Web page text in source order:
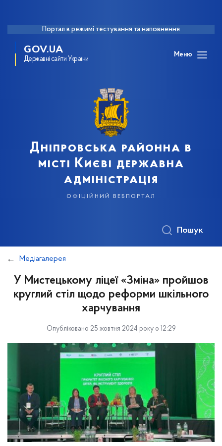
Портал в режимі тестування та наповнення
GOV.UA
Державні сайти України
Меню
Дніпровська районна в
місті Києві державна
адміністрація
офіційний вебпортал
Пошук
Медіагалерея
У Мистецькому ліцеї «Зміна» пройшов
круглий стіл щодо реформи шкільного
харчування
Опубліковано 25 жовтня 2024 року о 12:29